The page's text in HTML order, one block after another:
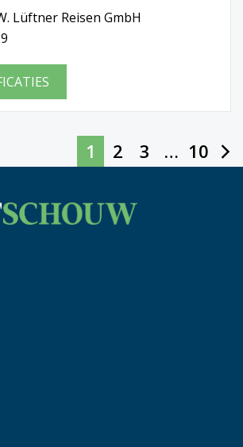
Lüftner Reisen GmbH
1 2 3 … 10